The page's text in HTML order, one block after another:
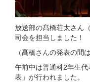
放送部の髙橋荘太さん
司会を担当しました！
（髙橋さんの発表の間
午前中は普通科2年生
表」が行われました。